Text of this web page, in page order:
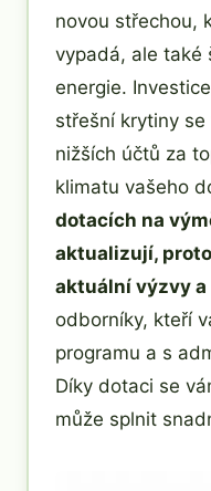
novou střechou,
vypadá, ale také
energie.
střešní krytiny
nižších účtů za
klimatu vašeho
dotacích na
aktualizují,
aktuální výzvy a
odborníky, kteří
programu a s
Díky dotaci se
může splnit